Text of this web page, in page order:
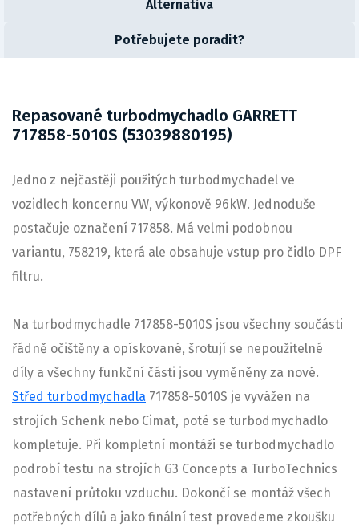
Alternativa
Potřebujete poradit?
Repasované turbodmychadlo GARRETT
717858-5010S (53039880195)
Jedno z nejčastěji použitých turbodmychadel ve
vozidlech koncernu VW, výkonově 96kW. Jednoduše
postačuje označení 717858. Má velmi podobnou
variantu, 758219, která ale obsahuje vstup pro čidlo DPF
filtru.
Na turbodmychadle 717858-5010S jsou všechny součásti
řádně očištěny a opískované, šrotují se nepoužitelné
díly a všechny funkční části jsou vyměněny za nové.
Střed turbodmychadla 717858-5010S je vyvážen na
strojích Schenk nebo Cimat, poté se turbodmychadlo
kompletuje. Při kompletní montáži se turbodmychadlo
podrobí testu na strojích G3 Concepts a TurboTechnics
nastavení průtoku vzduchu. Dokončí se montáž všech
potřebných dílů a jako finální test provedeme zkoušku